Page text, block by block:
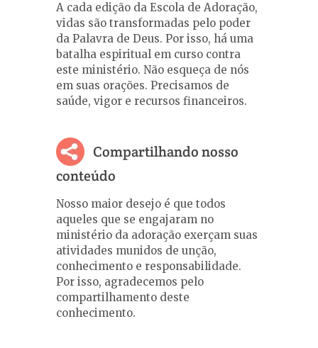
A cada edição da Escola de Adoração,
vidas são transformadas pelo poder
da Palavra de Deus. Por isso, há uma
batalha espiritual em curso contra
este ministério. Não esqueça de nós
em suas orações. Precisamos de
saúde, vigor e recursos financeiros.
Compartilhando nosso
conteúdo
Nosso maior desejo é que todos
aqueles que se engajaram no
ministério da adoração exerçam suas
atividades munidos de unção,
conhecimento e responsabilidade.
Por isso, agradecemos pelo
compartilhamento deste
conhecimento.